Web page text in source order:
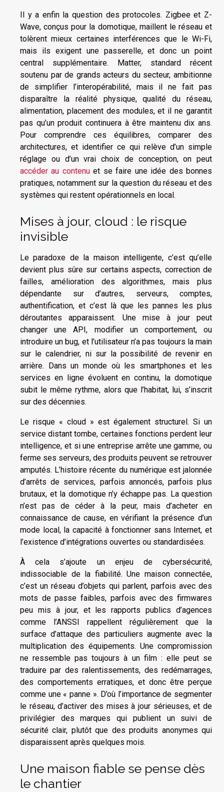
Il y a enfin la question des protocoles. Zigbee et Z-
Wave, conçus pour la domotique, maillent le réseau et
tolèrent mieux certaines interférences que le Wi-Fi,
mais ils exigent une passerelle, et donc un point
central supplémentaire. Matter, standard récent
soutenu par de grands acteurs du secteur, ambitionne
de simplifier l’interopérabilité, mais il ne fait pas
disparaître la réalité physique, qualité du réseau,
alimentation, placement des modules, et il ne garantit
pas qu’un produit continuera à être maintenu dix ans.
Pour comprendre ces équilibres, comparer des
architectures, et identifier ce qui relève d’un simple
réglage ou d’un vrai choix de conception, on peut
accéder au contenuet se faire une idée des bonnes
pratiques, notamment sur la question du réseau et des
systèmes qui restent opérationnels en local.
Mises à jour, cloud : le risque
invisible
Le paradoxe de la maison intelligente, c’est qu’elle
devient plus sûre sur certains aspects, correction de
failles, amélioration des algorithmes, mais plus
dépendante sur d’autres, serveurs, comptes,
authentification, et c’est là que les pannes les plus
déroutantes apparaissent. Une mise à jour peut
changer une API, modifier un comportement, ou
introduire un bug, et l’utilisateur n’a pas toujours la main
sur le calendrier, ni sur la possibilité de revenir en
arrière. Dans un monde où les smartphones et les
services en ligne évoluent en continu, la domotique
subit le même rythme, alors que l’habitat, lui, s’inscrit
sur des décennies.
Le risque « cloud » est également structurel. Si un
service distant tombe, certaines fonctions perdent leur
intelligence, et si une entreprise arrête une gamme, ou
ferme ses serveurs, des produits peuvent se retrouver
amputés. L’histoire récente du numérique est jalonnée
d’arrêts de services, parfois annoncés, parfois plus
brutaux, et la domotique n’y échappe pas. La question
n’est pas de céder à la peur, mais d’acheter en
connaissance de cause, en vérifiant la présence d’un
mode local, la capacité à fonctionner sans Internet, et
l’existence d’intégrations ouvertes ou standardisées.
À cela s’ajoute un enjeu de cybersécurité,
indissociable de la fiabilité. Une maison connectée,
c’est un réseau d’objets qui parlent, parfois avec des
mots de passe faibles, parfois avec des firmwares
peu mis à jour, et les rapports publics d’agences
comme l’ANSSI rappellent régulièrement que la
surface d’attaque des particuliers augmente avec la
multiplication des équipements. Une compromission
ne ressemble pas toujours à un film : elle peut se
traduire par des ralentissements, des redémarrages,
des comportements erratiques, et donc être perçue
comme une « panne ». D’où l’importance de segmenter
le réseau, d’activer des mises à jour sérieuses, et de
privilégier des marques qui publient un suivi de
sécurité clair, plutôt que des produits anonymes qui
disparaissent après quelques mois.
Une maison fiable se pense dès
le chantier